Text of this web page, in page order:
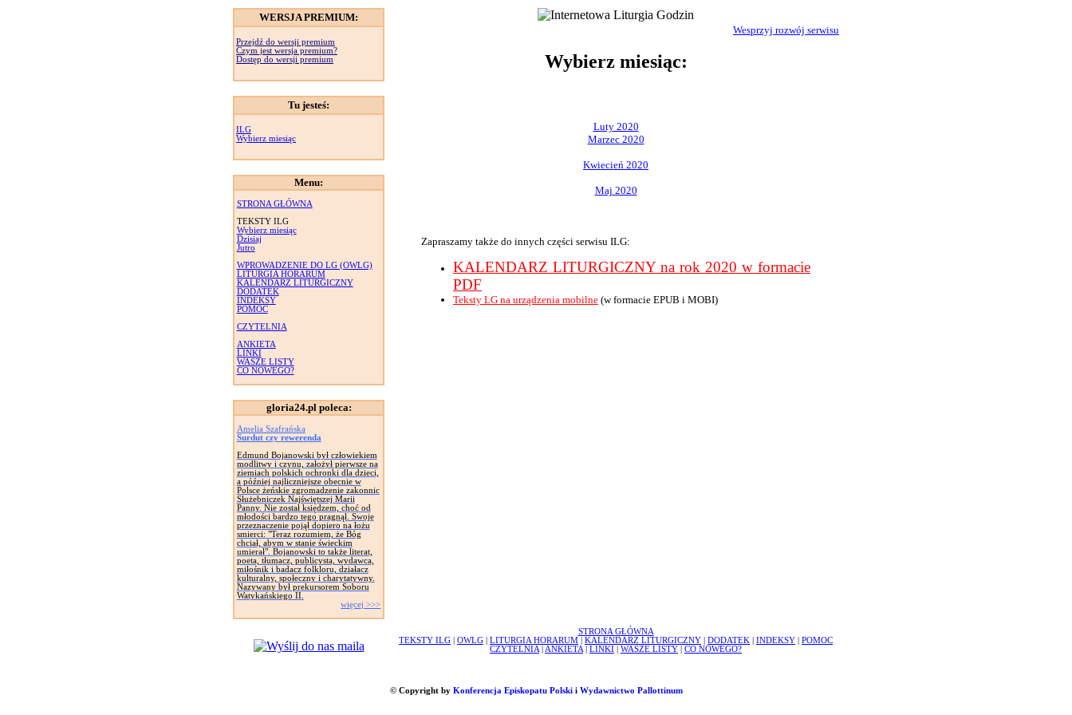
WERSJA PREMIUM:
Przejdź do wersji premium
Czym jest wersja premium?
Dostęp do wersji premium
Tu jesteś:
ILG
Wybierz miesiąc
Menu:
STRONA GŁÓWNA
TEKSTY ILG
Wybierz miesiąc
Dzisiaj
Jutro
WPROWADZENIE DO LG (OWLG)
LITURGIA HORARUM
KALENDARZ LITURGICZNY
DODATEK
INDEKSY
POMOC
CZYTELNIA
ANKIETA
LINKI
WASZE LISTY
CO NOWEGO?
gloria24.pl poleca:
Amelia Szafrańska
Surdut czy rewerenda
Edmund Bojanowski był człowiekiem
modlitwy i czynu, założył pierwsze na
ziemiach polskich ochronki dla dzieci,
a później najliczniejsze obecnie w
Polsce żeńskie zgromadzenie zakonnic
Służebniczek Najświętszej Marii
Panny. Nie został księdzem, choć od
młodości bardzo tego pragnął. Swoje
przeznaczenie pojął dopiero na łożu
smierci: "Teraz rozumiem, że Bóg
chciał, abym w stanie świeckim
umierał". Bojanowski to także literat,
poeta, tłumacz, publicysta, wydawca,
miłośnik i badacz folkloru, działacz
kulturalny, społeczny i charytatywny.
Nazywany był prekursorem Soboru
Watykańskiego II.
więcej >>>
Wesprzyj rozwój serwisu
Wybierz miesiąc:
Luty 2020
Marzec 2020
Kwiecień 2020
Maj 2020
Zapraszamy także do innych części serwisu ILG:
KALENDARZ LITURGICZNY na rok 2020 w formacie
PDF
Teksty LG na urządzenia mobilne (w formacie EPUB i MOBI)
STRONA GŁÓWNA
TEKSTY ILG
OWLG LITURGIA HORARUM KALENDARZ LITURGICZNY DODATEK INDEKSY
POMOC
CZYTELNIA
ANKIETA LINKI WASZE LISTY CO NOWEGO?
© Copyright by Konferencja Episkopatu Polskii Wydawnictwo Pallottinum